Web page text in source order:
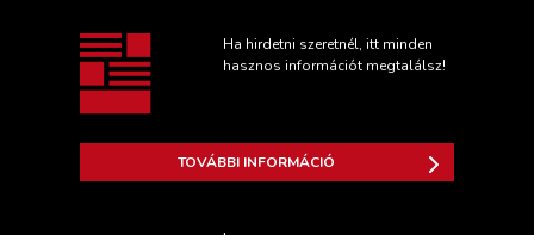
Ha hirdetni szeretnél, itt minden
hasznos információt megtalálsz!
TOVÁBBI INFORMÁCIÓ